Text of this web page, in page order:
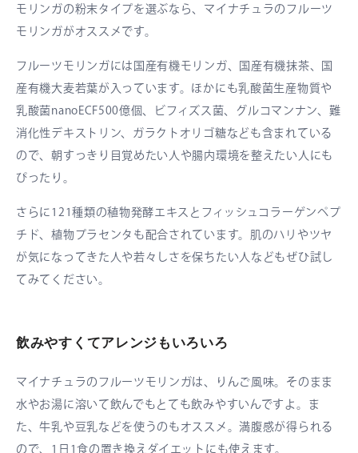
モリンガの粉末タイプを選ぶなら、マイナチュラのフルーツ
モリンガがオススメです。
フルーツモリンガには国産有機モリンガ、国産有機抹茶、国
産有機大麦若葉が入っています。ほかにも乳酸菌生産物質や
乳酸菌nanoECF500億個、ビフィズス菌、グルコマンナン、難
消化性デキストリン、ガラクトオリゴ糖なども含まれている
ので、朝すっきり目覚めたい人や腸内環境を整えたい人にも
ぴったり。
さらに121種類の稙物発酵エキスとフィッシュコラーゲンペプ
チド、植物プラセンタも配合されています。肌のハリやツヤ
が気になってきた人や若々しさを保ちたい人などもぜひ試し
てみてください。
飲みやすくてアレンジもいろいろ
マイナチュラのフルーツモリンガは、りんご風味。そのまま
水やお湯に溶いて飲んでもとても飲みやすいんですよ。ま
た、牛乳や豆乳などを使うのもオススメ。満腹感が得られる
ので、1日1食の置き換えダイエットにも使えます。